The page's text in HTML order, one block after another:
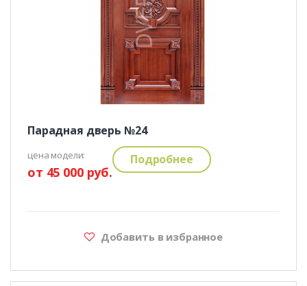
Парадная дверь №24
цена модели:
от 45 000 руб.
Подробнее
Добавить в избранное